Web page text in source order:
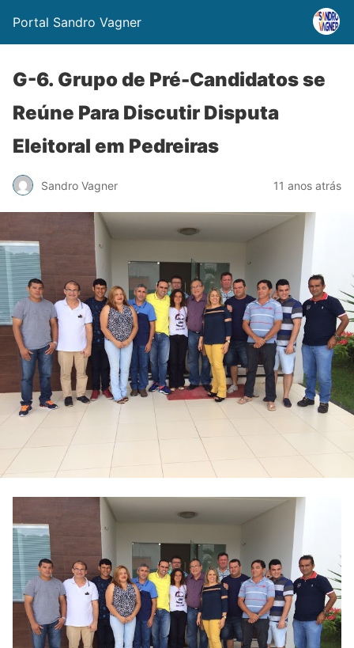
Portal Sandro Vagner
G-6. Grupo de Pré-Candidatos se
Reúne Para Discutir Disputa
Eleitoral em Pedreiras
Sandro Vagner 11 anos atrás